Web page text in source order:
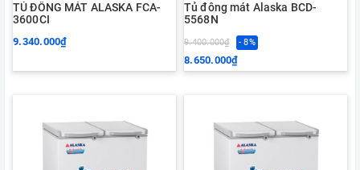
TỦ ĐÔNG MÁT ALASKA FCA-
3600CI
9.340.000₫
Tủ đông mát Alaska BCD-
5568N
9.400.000₫ - 8%
8.650.000₫